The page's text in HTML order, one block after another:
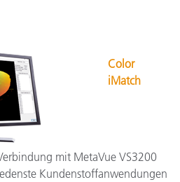
Color
iMatch
mit MetaVue VS3200
Kundenstoffanwendungen